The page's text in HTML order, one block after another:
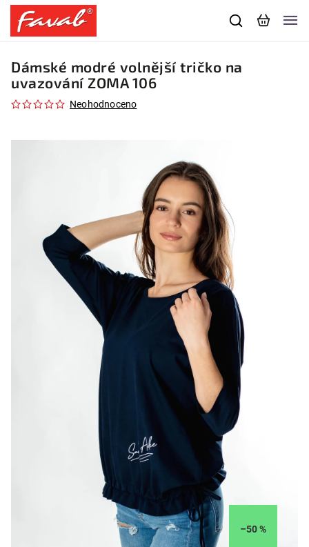
Dámské modré volnější tričko na
uvazování ZOMA 106
Neohodnoceno
–50 %